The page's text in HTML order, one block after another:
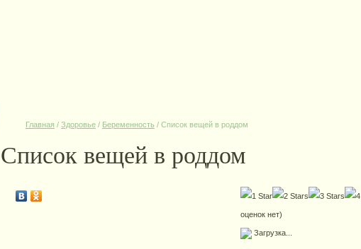
Главная / Здоровье / Беременность / Список вещей в роддом
Список вещей в роддом
оценок нет)
Загрузка...